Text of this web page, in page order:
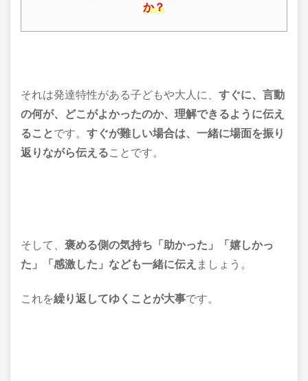
か？
それは発達特性がある子どもや大人に、 すぐに、言動
の何が、どこがよかったのか、理解できるように伝え
ることです。 すぐが難しい場合は、一緒に場面を振り
返りながら伝えることです。
そして、 褒める側の気持ち「助かった」「嬉しかっ
た」「感激した」なども一緒に伝え ましょう。
これを繰り返してゆくことが大事です。